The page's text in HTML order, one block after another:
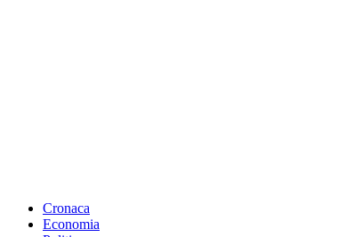
Cronaca
Economia